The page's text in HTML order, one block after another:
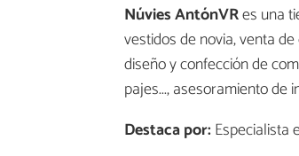
Núvies AntónVRes una
vestidos de novia, venta
diseño y confección de
pajes..., asesoramiento de
Destaca por:Especialista